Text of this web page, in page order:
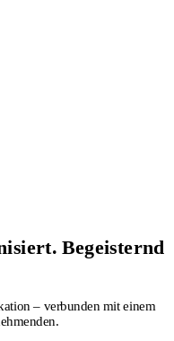
Begeisternd
– verbunden mit einem